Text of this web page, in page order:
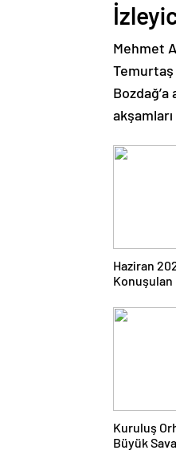
Mehmet
Temurtaş
Haziran
Konuşulan
Kuruluş
Büyük